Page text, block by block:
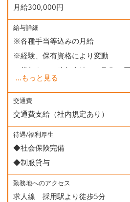
月給300,000円
給与詳細
※各種手当等込みの月給
※経験、保有資格により変動
※賞与あり（昨年実績 2ヶ月分×2回
＜年収イメージ＞
・1年目 4,000,000円
・3年目 4,500,000円
・5年目 5,000,000円
...もっと見る
交通費
交通費支給（社内規定あり）
待遇/福利厚生
◆社会保険完備
◆制服貸与
勤務地へのアクセス
求人線 採用駅より徒歩5分